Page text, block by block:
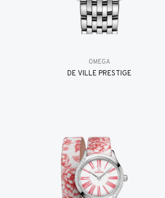
OMEGA
DE VILLE PRESTIGE